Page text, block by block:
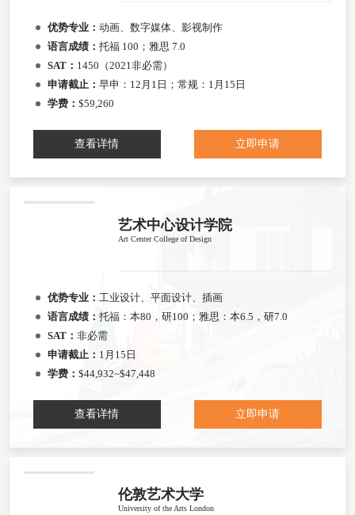
优势专业： 动画、数字媒体、影视制作
语言成绩： 托福 100；雅思 7.0
SAT： 1450（2021非必需）
申请截止： 早申：12月1日；常规：1月15日
学费： $59,260
查看详情 立即申请
艺术中心设计学院
Art Center College of Design
优势专业： 工业设计、平面设计、插画
语言成绩： 托福：本80，研100；雅思：本6.5，研7.0
SAT： 非必需
申请截止： 1月15日
学费： $44,932~$47,448
查看详情 立即申请
伦敦艺术大学
University of the Arts London